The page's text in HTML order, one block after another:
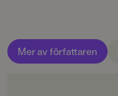
9789129719307
Mer av författaren